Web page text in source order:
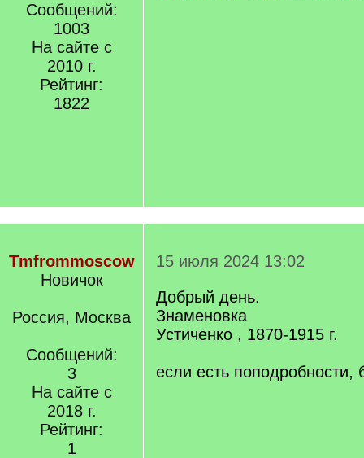
Сообщений:
1003
На сайте с
2010 г.
Рейтинг:
1822
Tmfrommoscow
Новичок
Россия, Москва
Сообщений:
3
На сайте с
2018 г.
Рейтинг:
1
15 июля 2024 13:02
Добрый день.
Знаменовка
Устиченко , 1870-1915 г.
если есть поподробности,